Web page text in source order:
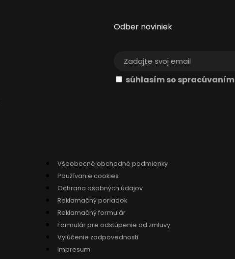
Odber noviniek
súhlasím so spracúvaním
Všeobecné obchodné podmienky
Používanie cookies
Ochrana osobných údajov
Reklamačný poriadok
Reklamačný formulár
Formulár pre odstúpenie od zmluvy
Vylúčenie zodpovednosti
Impresum